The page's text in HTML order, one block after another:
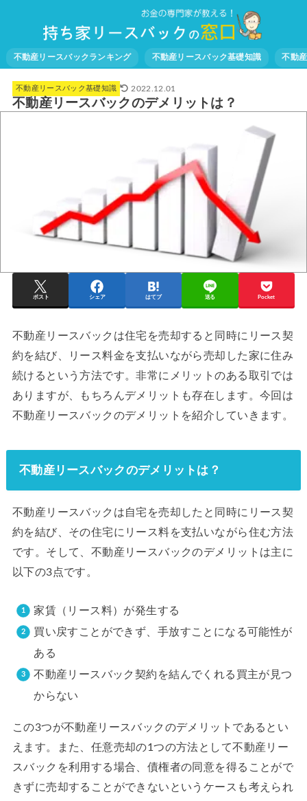
不動産リースバックランキング 不動産リースバック基礎知識 不動
不動産リースバック基礎知識 2022.12.01
不動産リースバックのデメリットは？
ポスト シェア はてブ 送る Pocket
不動産リースバックは住宅を売却すると同時にリース契
約を結び、リース料金を支払いながら売却した家に住み
続けるという方法です。非常にメリットのある取引では
ありますが、もちろんデメリットも存在します。今回は
不動産リースバックのデメリットを紹介していきます。
不動産リースバックのデメリットは？
不動産リースバックは自宅を売却したと同時にリース契
約を結び、その住宅にリース料を支払いながら住む方法
です。そして、不動産リースバックのデメリットは主に
以下の3点です。
家賃（リース料）が発生する
買い戻すことができず、手放すことになる可能性が
ある
不動産リースバック契約を結んでくれる買主が見つ
からない
この3つが不動産リースバックのデメリットであるとい
えます。また、任意売却の1つの方法として不動産リー
スバックを利用する場合、債権者の同意を得ることがで
きずに売却することができないというケースも考えられ